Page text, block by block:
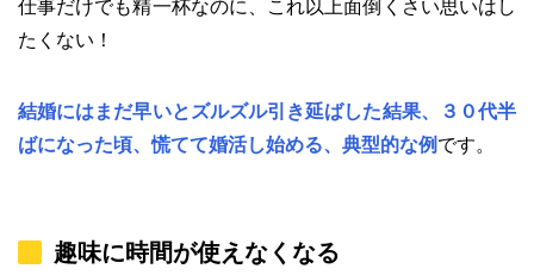
仕事だけでも精一杯なのに、これ以上面倒くさい思いはし
たくない！
結婚にはまだ早いとズルズル引き延ばした結果、３０代半
ばになった頃、慌てて婚活し始める、典型的な例 です。
趣味に時間が使えなくなる